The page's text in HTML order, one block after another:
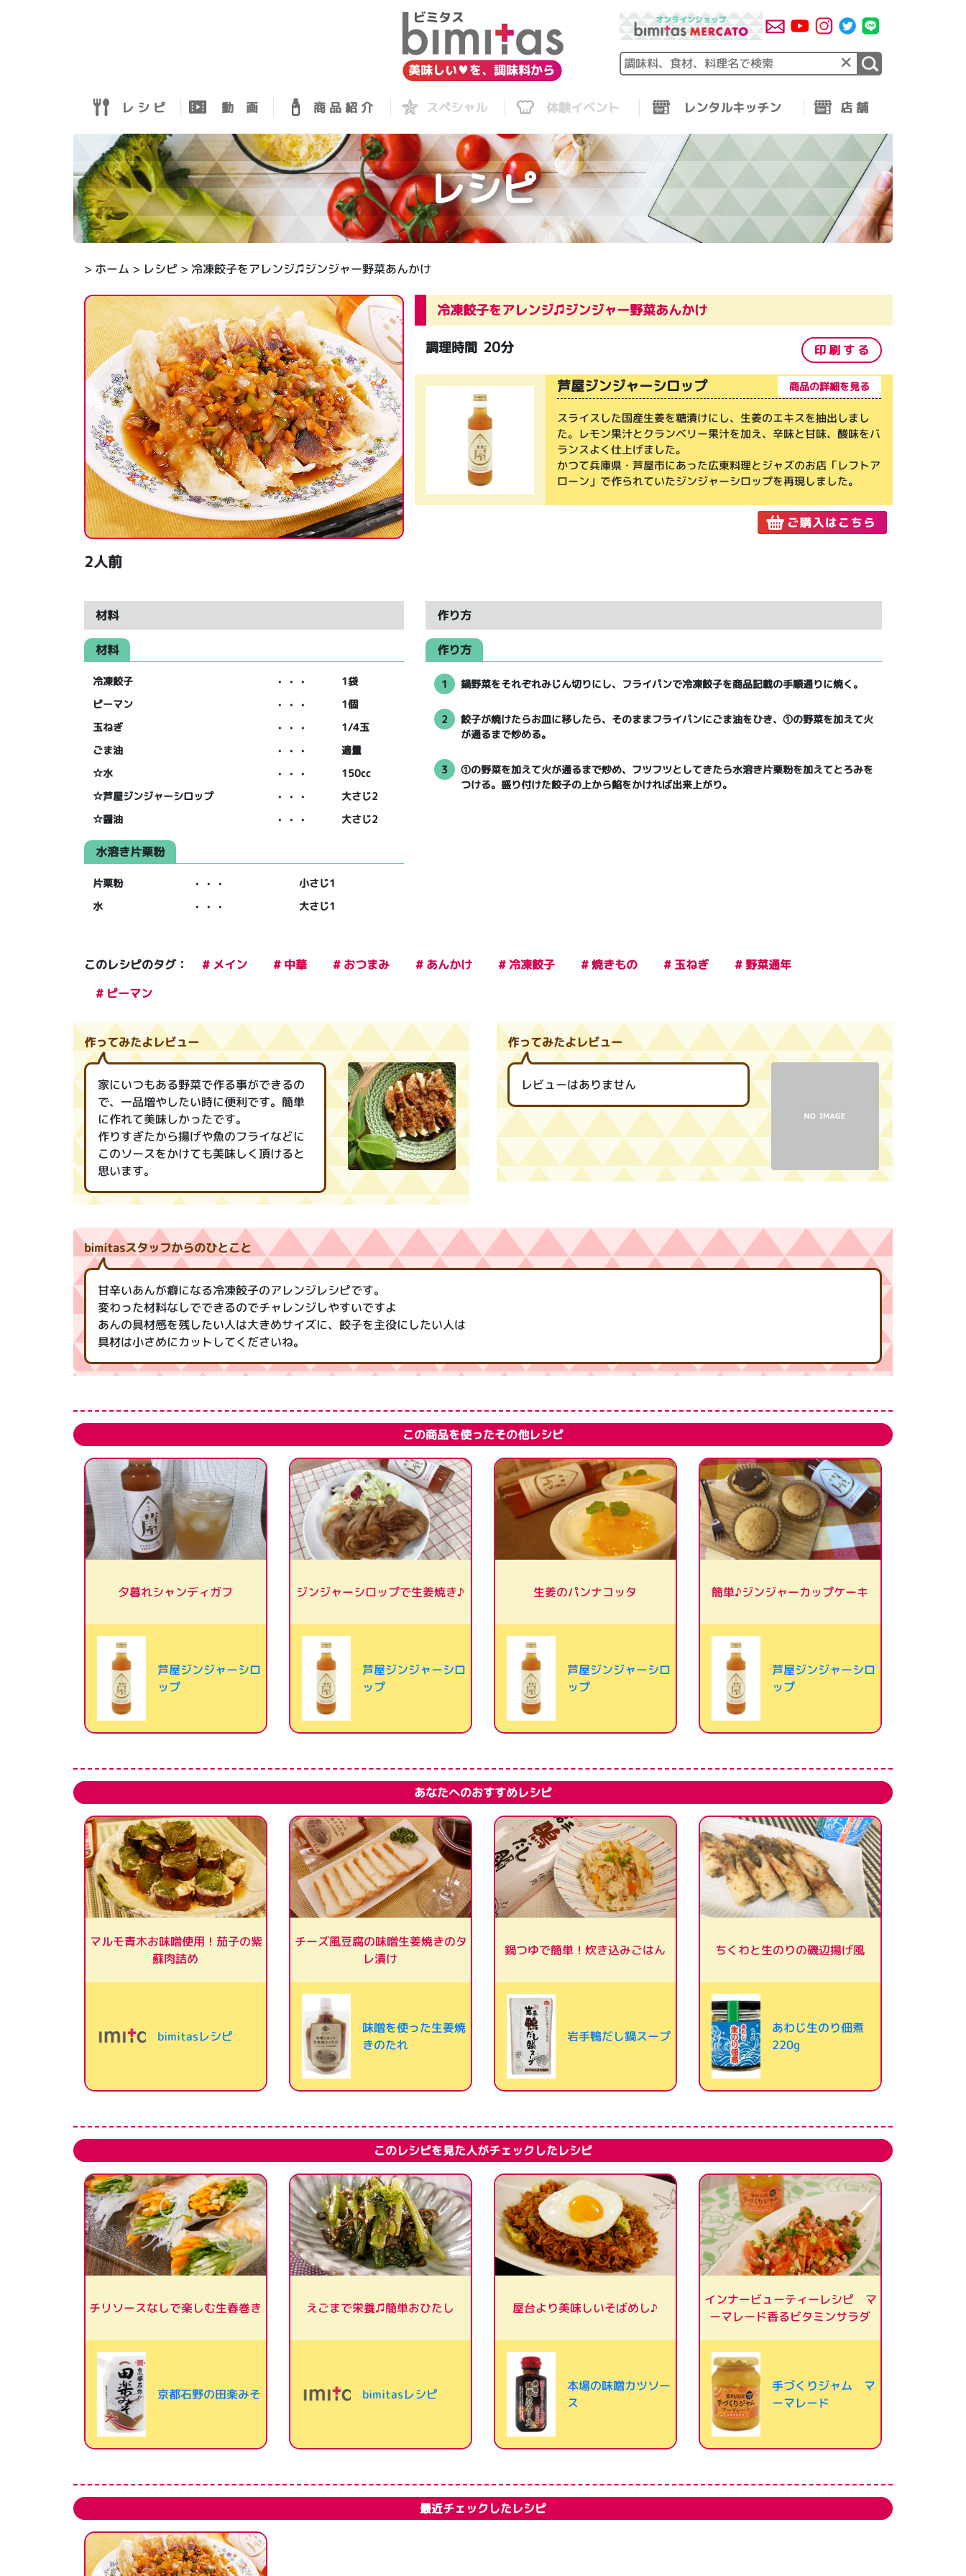
×
レ シ ピ 動 画 商 品 紹 介 スペシャル 体験イベント レンタルキッチン 店 舗
レシピ
> ホーム > レシピ > 冷凍餃子をアレンジ♫ジンジャー野菜あんかけ
2人前
冷凍餃子をアレンジ♫ジンジャー野菜あんかけ
調理時間 20分 印 刷 す る
芦屋ジンジャーシロップ 商品の詳細を見る
スライスした国産生姜を糖漬けにし、生姜のエキスを抽出しまし
た。レモン果汁とクランベリー果汁を加え、辛味と甘味、酸味をバ
ランスよく仕上げました。
かつて兵庫県・芦屋市にあった広東料理とジャズのお店「レフトア
ローン」で作られていたジンジャーシロップを再現しました。
材料
材料
冷凍餃子 ・・・
1袋
ピーマン
・・・
1個
玉ねぎ
・・・
1/4玉
ごま油
・・・
適量
☆水
・・・
150cc
☆芦屋ジンジャーシロップ
・・・
大さじ2
☆醤油
・・・ 大さじ2
水溶き片栗粉
片栗粉 ・・・
小さじ1
水
・・・ 大さじ1
作り方
作り方
1 鍋野菜をそれぞれみじん切りにし、フライパンで冷凍餃子を商品記載の手順通りに焼く。
2
餃子が焼けたらお皿に移したら、そのままフライパンにごま油をひき、①の野菜を加えて火
が通るまで炒める。
3
①の野菜を加えて火が通るまで炒め、フツフツとしてきたら水溶き片栗粉を加えてとろみを
つける。盛り付けた餃子の上から餡をかければ出来上がり。
このレシピのタグ： # メイン # 中華 # おつまみ # あんかけ # 冷凍餃子 # 焼きもの # 玉ねぎ
# 野菜通年
# ピーマン
作ってみたよレビュー
家にいつもある野菜で作る事ができるの
で、一品増やしたい時に便利です。簡単
に作れて美味しかったです。
作りすぎたから揚げや魚のフライなどに
このソースをかけても美味しく頂けると
思います。
作ってみたよレビュー
レビューはありません
bimitasスタッフからのひとこと
甘辛いあんが癖になる冷凍餃子のアレンジレシピです。
変わった材料なしでできるのでチャレンジしやすいですよ
あんの具材感を残したい人は大きめサイズに、餃子を主役にしたい人は
具材は小さめにカットしてくださいね。
この商品を使ったその他レシピ
夕暮れシャンディガフ
芦屋ジンジャーシロ
ップ
ジンジャーシロップで生姜焼き♪
芦屋ジンジャーシロ
ップ
生姜のパンナコッタ
芦屋ジンジャーシロ
ップ
簡単♪ジンジャーカップケーキ
芦屋ジンジャーシロ
ップ
あなたへのおすすめレシピ
マルモ青木お味噌使用！茄子の紫
蘇肉詰め
bimitasレシピ
チーズ風豆腐の味噌生姜焼きのタ
レ漬け
味噌を使った生姜焼
きのたれ
鍋つゆで簡単！炊き込みごはん
岩手鴨だし鍋スープ
ちくわと生のりの磯辺揚げ風
あわじ生のり佃煮
220g
このレシピを見た人がチェックしたレシピ
チリソースなしで楽しむ生春巻き
京都石野の田楽みそ
えごまで栄養♫簡単おひたし
bimitasレシピ
屋台より美味しいそばめし♪
本場の味噌カツソー
ス
インナービューティーレシピ マ
ーマレード香るビタミンサラダ
手づくりジャム マ
ーマレード
最近チェックしたレシピ